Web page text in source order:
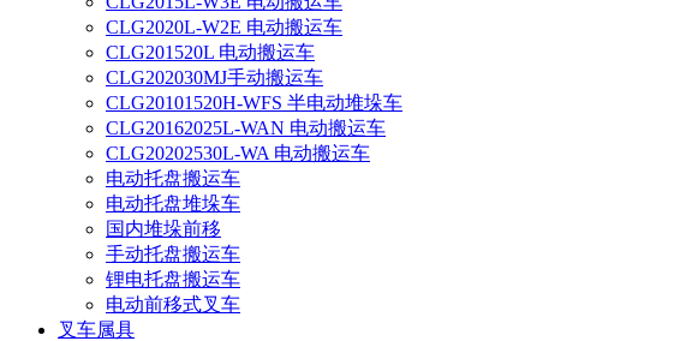
CLG2020L-W2E 电动搬运车
CLG201520L 电动搬运车
CLG202030MJ手动搬运车
CLG20101520H-WFS 半电动堆垛车
CLG20162025L-WAN 电动搬运车
CLG20202530L-WA 电动搬运车
电动托盘搬运车
电动托盘堆垛车
国内堆垛前移
手动托盘搬运车
锂电托盘搬运车
电动前移式叉车
叉车属具